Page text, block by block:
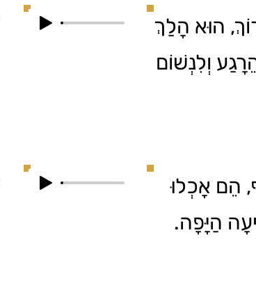
הוּא הָלַךְ
וְלִנְשׁוֹם
הֵם אָכְלוּ
הַיָּפָה.